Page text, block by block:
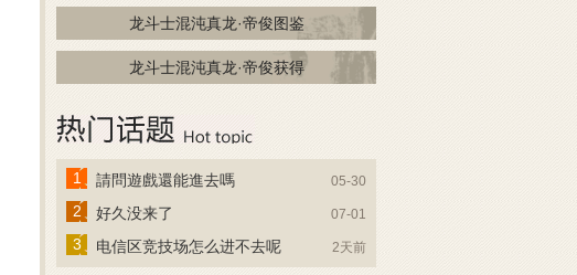
龙斗士混沌真龙·帝俊图鉴
龙斗士混沌真龙·帝俊获得
1 請問遊戲還能進去嗎 05-30
2 好久没来了 07-01
3 电信区竞技场怎么进不去呢 2天前